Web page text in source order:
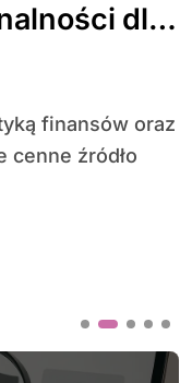
dla
cenne źródło